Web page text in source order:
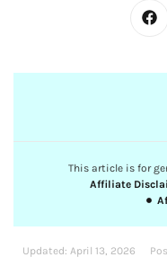
This article is for
Affiliate
Updated: April 13, 2026